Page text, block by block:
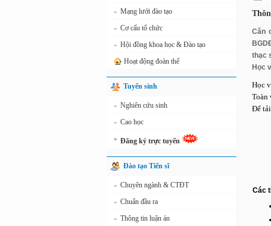
» Mạng lưới đào tạo
» Cơ cấu tổ chức
» Hội đồng khoa học & Đào tạo
Hoạt động đoàn thể
Tuyển sinh
» Nghiên cứu sinh
» Cao học
» Đăng ký trực tuyến
Đào tạo Tiến sĩ
» Chuyên ngành & CTĐT
» Chuẩn đầu ra
» Thông tin luận án
Căn
thạc
Học
Học
Toàn
Để
Các